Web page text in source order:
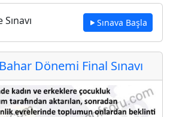
Sınava Başla
Dönemi Final Sınavı